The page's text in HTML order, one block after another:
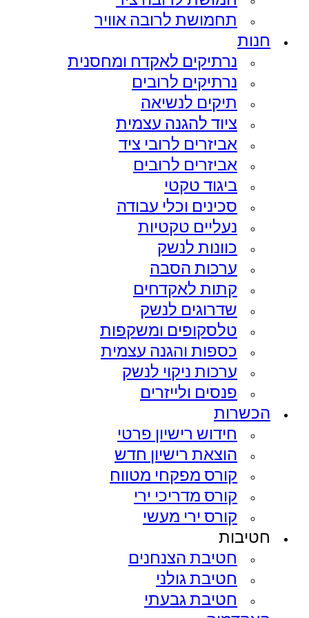
תחמושת לרובה אוויר
חנות
נרתיקים לאקדח ומחסנית
נרתיקים לרובים
תיקים לנשיאה
ציוד להגנה עצמית
אביזרים לרובי ציד
אביזרים לרובים
ביגוד טקטי
סכינים וכלי עבודה
נעליים טקטיות
כוונות לנשק
ערכות הסבה
קתות לאקדחים
שדרוגים לנשק
טלסקופים ומשקפות
כספות והגנה עצמית
ערכות ניקוי לנשק
פנסים ולייזרים
הכשרות
חידוש רישיון פרטי
הוצאת רישיון חדש
קורס מפקחי מטווח
קורס מדריכי ירי
קורס ירי מעשי
חטיבות
חטיבת הצנחנים​
חטיבת גולני
חטיבת גבעתי